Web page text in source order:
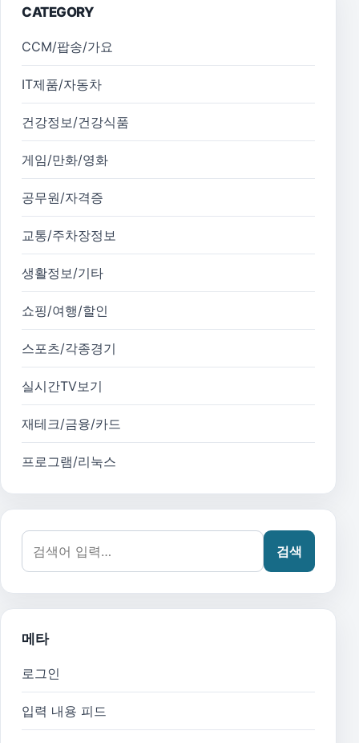
CATEGORY
CCM/팝송/가요
IT제품/자동차
건강정보/건강식품
게임/만화/영화
공무원/자격증
교통/주차장정보
생활정보/기타
쇼핑/여행/할인
스포츠/각종경기
실시간TV보기
재테크/금융/카드
프로그램/리눅스
검색어:
검색
메타
로그인
입력 내용 피드